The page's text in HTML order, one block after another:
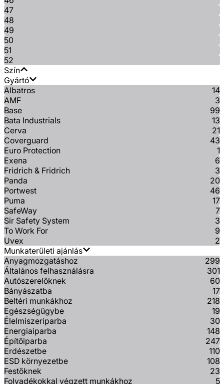
47
48
49
50
51
52
Szín
Gyártó
Albatros
14
AMF
3
Base
99
Bata Industrials
13
Cerva
21
Coverguard
43
Euro Protection
1
Exena
6
Fridrich & Fridrich
3
Panda
20
Portwest
46
Puma
17
SafeWay
7
Sir Safety System
3
To Work For
9
Uvex
2
Munkaterületi ajánlás
Anyagmozgatáshoz
299
Általános felhasználásra
301
Autószerelőknek
60
Bányászatba
17
Beltéri munkákhoz
218
Egészségügybe
19
Élelmiszeriparba
30
Energiaiparba
148
Építőiparba
247
Erdészetbe
110
ESD környezetbe
108
Festőknek
23
Folyadékokkal végzett munkákhoz
5